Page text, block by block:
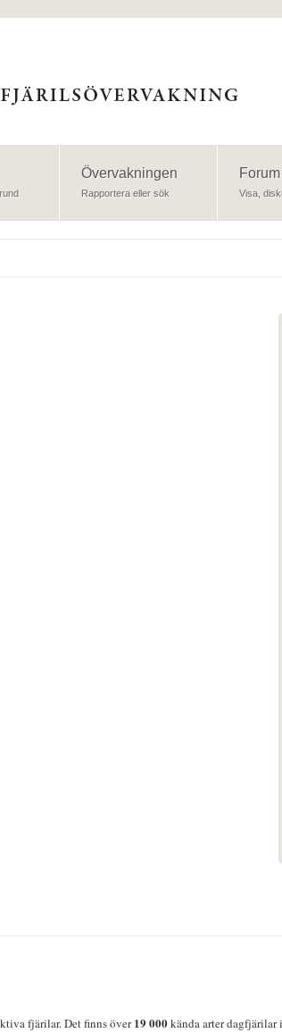
Övervakningen
Rapportera eller sök
Forum
Visa,
fjärilar. Det finns över19 000kända arter